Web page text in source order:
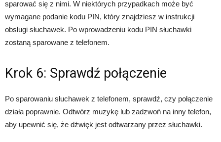
sparować się z nimi. W niektórych przypadkach może być
wymagane podanie kodu PIN, który znajdziesz w instrukcji
obsługi słuchawek. Po wprowadzeniu kodu PIN słuchawki
zostaną sparowane z telefonem.
Krok 6: Sprawdź połączenie
Po sparowaniu słuchawek z telefonem, sprawdź, czy połączenie
działa poprawnie. Odtwórz muzykę lub zadzwoń na inny telefon,
aby upewnić się, że dźwięk jest odtwarzany przez słuchawki.